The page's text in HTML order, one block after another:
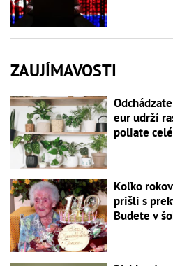
ZAUJÍMAVOSTI
eur udrží
poliate
Koľko
prišli s
Budete v